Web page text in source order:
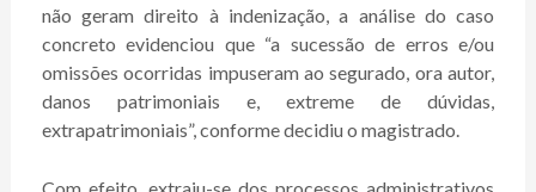
não geram direito à indenização, a análise do caso
concreto evidenciou que “a sucessão de erros e/ou
omissões ocorridas impuseram ao segurado, ora autor,
danos patrimoniais e, extreme de dúvidas,
extrapatrimoniais”, conforme decidiu o magistrado.